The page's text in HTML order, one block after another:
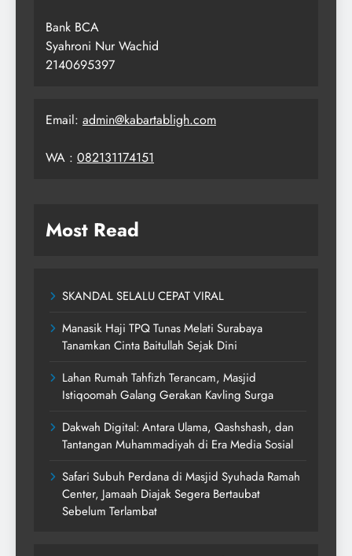
Bank BCA
Syahroni Nur Wachid
2140695397
Email: admin@kabartabligh.com
WA : 082131174151
Most Read
SKANDAL SELALU CEPAT VIRAL
Manasik Haji TPQ Tunas Melati Surabaya
Tanamkan Cinta Baitullah Sejak Dini
Lahan Rumah Tahfizh Terancam, Masjid
Istiqoomah Galang Gerakan Kavling Surga
Dakwah Digital: Antara Ulama, Qashshash, dan
Tantangan Muhammadiyah di Era Media Sosial
Safari Subuh Perdana di Masjid Syuhada Ramah
Center, Jamaah Diajak Segera Bertaubat
Sebelum Terlambat